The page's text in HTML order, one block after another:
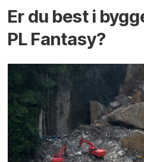
Er du best i
PL Fantasy?